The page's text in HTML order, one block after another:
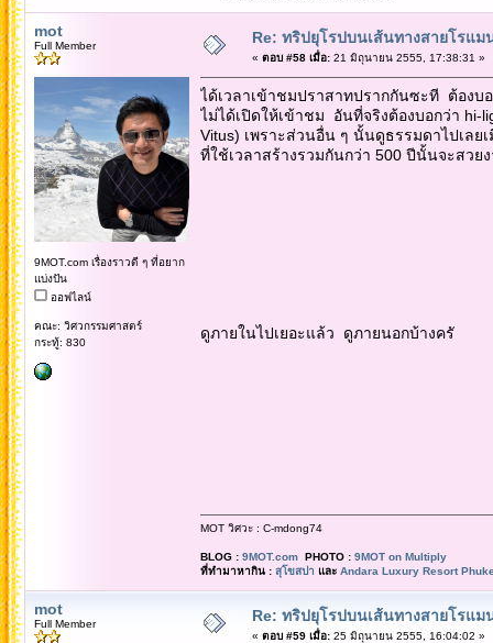
mot
Full Member
9MOT.com เรื่องราวดี ๆ ที่อยาก
แบ่งปัน
ออฟไลน์
คณะ: วิศวกรรมศาสตร์
กระทู้: 830
Re: ทริปยุโรปบนเส้นทางสายโรแม
« ตอบ #58 เมื่อ:21 มิถุนายน 2555, 17:38:31 »
ได้เวลาเข้าชมปราสาทปรากกันซะที ต้องบ
ไม่ได้เปิดให้เข้าชม อันที่จริงต้องบอกว่า
Vitus) เพราะส่วนอื่น ๆ นั้นดูธรรมดาไปเล
ที่ใช้เวลาสร้างรวมกันกว่า 500 ปีนั้นจะสวย
ดูภายในไปเยอะแล้ว ดูภายนอกบ้างครั
MOT วิศวะ : C-mdong74
BLOG : 9MOT.comPHOTO : 9MOT on Multiply
ที่ทำมาหากิน : สุโขสปา และ Andara Luxury Resort
mot
Full Member Re: ทริปยุโรปบนเส้นทางสายโรแม
« ตอบ #59 เมื่อ:25 มิถุนายน 2555, 16:04:02 »